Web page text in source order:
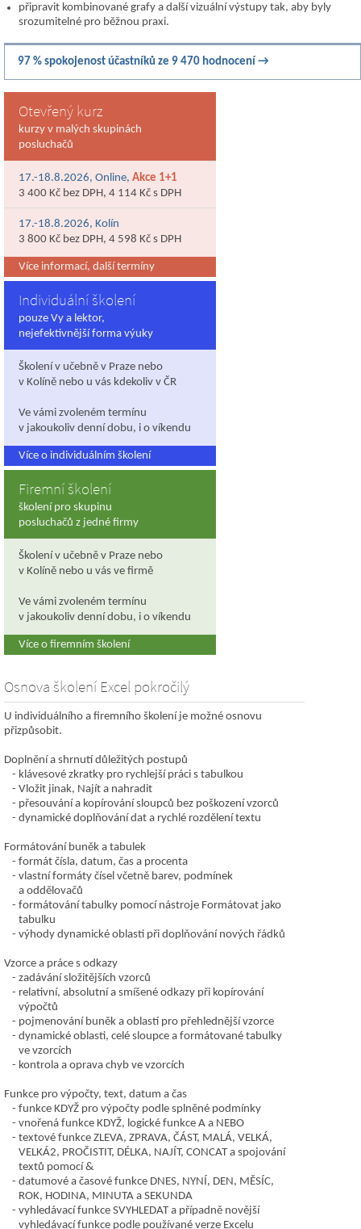
připravit kombinované grafy a další vizuální výstupy tak, aby byly
srozumitelné pro běžnou praxi.
97 % spokojenost účastníků ze 9 470 hodnocení →
Otevřený kurz
kurzy v malých skupinách
posluchačů
17.-18.8.2026, Online, Akce 1+1
3 400 Kč bez DPH, 4 114 Kč s DPH
17.-18.8.2026, Kolín
3 800 Kč bez DPH, 4 598 Kč s DPH
Více informací, další termíny
Individuální školení
pouze Vy a lektor,
nejefektivnější forma výuky
Školení v učebně v Praze nebo
v Kolíně nebo u vás kdekoliv v ČR
Ve vámi zvoleném termínu
v jakoukoliv denní dobu, i o víkendu
Více o individuálním školení
Firemní školení
školení pro skupinu
posluchačů z jedné firmy
Školení v učebně v Praze nebo
v Kolíně nebo u vás ve firmě
Ve vámi zvoleném termínu
v jakoukoliv denní dobu, i o víkendu
Více o firemním školení
Osnova školení Excel pokročilý
U individuálního a firemního školení je možné osnovu
přizpůsobit.
Doplnění a shrnutí důležitých postupů
klávesové zkratky pro rychlejší práci s tabulkou
Vložit jinak, Najít a nahradit
přesouvání a kopírování sloupců bez poškození vzorců
dynamické doplňování dat a rychlé rozdělení textu
Formátování buněk a tabulek
formát čísla, datum, čas a procenta
vlastní formáty čísel včetně barev, podmínek
a oddělovačů
formátování tabulky pomocí nástroje Formátovat jako
tabulku
výhody dynamické oblasti při doplňování nových řádků
Vzorce a práce s odkazy
zadávání složitějších vzorců
relativní, absolutní a smíšené odkazy při kopírování
výpočtů
pojmenování buněk a oblastí pro přehlednější vzorce
dynamické oblasti, celé sloupce a formátované tabulky
ve vzorcích
kontrola a oprava chyb ve vzorcích
Funkce pro výpočty, text, datum a čas
funkce KDYŽ pro výpočty podle splněné podmínky
vnořená funkce KDYŽ, logické funkce A a NEBO
textové funkce ZLEVA, ZPRAVA, ČÁST, MALÁ, VELKÁ,
VELKÁ2, PROČISTIT, DÉLKA, NAJÍT, CONCAT a spojování
textů pomocí &
datumové a časové funkce DNES, NYNÍ, DEN, MĚSÍC,
ROK, HODINA, MINUTA a SEKUNDA
vyhledávací funkce SVYHLEDAT a případně novější
vyhledávací funkce podle používané verze Excelu